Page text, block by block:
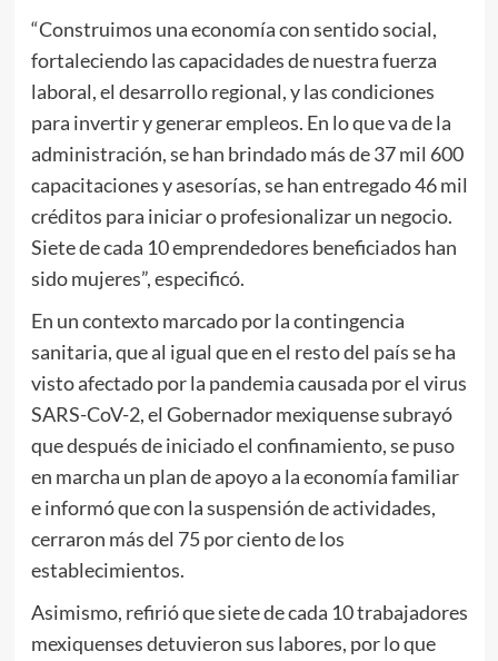
“Construimos una economía con sentido social,
fortaleciendo las capacidades de nuestra fuerza
laboral, el desarrollo regional, y las condiciones
para invertir y generar empleos. En lo que va de la
administración, se han brindado más de 37 mil 600
capacitaciones y asesorías, se han entregado 46 mil
créditos para iniciar o profesionalizar un negocio.
Siete de cada 10 emprendedores beneficiados han
sido mujeres”, especificó.
En un contexto marcado por la contingencia
sanitaria, que al igual que en el resto del país se ha
visto afectado por la pandemia causada por el virus
SARS-CoV-2, el Gobernador mexiquense subrayó
que después de iniciado el confinamiento, se puso
en marcha un plan de apoyo a la economía familiar
e informó que con la suspensión de actividades,
cerraron más del 75 por ciento de los
establecimientos.
Asimismo, refirió que siete de cada 10 trabajadores
mexiquenses detuvieron sus labores, por lo que